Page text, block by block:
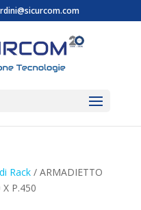
Rack/ ARMADIETTO
P.450